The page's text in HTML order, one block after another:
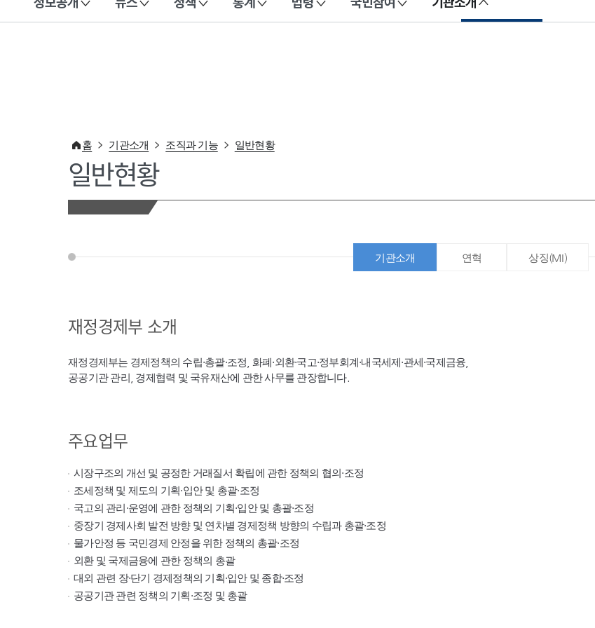
이 누리집은 대한민국 공식 전자정부 누리집입니다.
홈 기관소개 조직과 기능 일반현황
일반현황
기관소개 연혁 상징(MI)
재정경제부 소개
재정경제부는 경제정책의 수립·총괄·조정, 화폐·외환·국고·정부회계·내국세제·관세·국제금융,
공공기관 관리, 경제협력 및 국유재산에 관한 사무를 관장합니다.
주요업무
시장구조의 개선 및 공정한 거래질서 확립에 관한 정책의 협의·조정
조세정책 및 제도의 기획·입안 및 총괄·조정
국고의 관리·운영에 관한 정책의 기획·입안 및 총괄·조정
중장기 경제사회 발전 방향 및 연차별 경제정책 방향의 수립과 총괄·조정
물가안정 등 국민경제 안정을 위한 정책의 총괄·조정
외환 및 국제금융에 관한 정책의 총괄
대외 관련 장·단기 경제정책의 기획·입안 및 종합·조정
공공기관 관련 정책의 기획·조정 및 총괄